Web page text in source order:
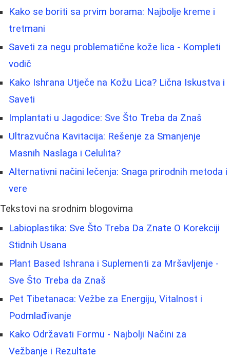
Kako se boriti sa prvim borama: Najbolje kreme i
tretmani
Saveti za negu problematične kože lica - Kompleti
vodič
Kako Ishrana Utječe na Kožu Lica? Lična Iskustva i
Saveti
Implantati u Jagodice: Sve Što Treba da Znaš
Ultrazvučna Kavitacija: Rešenje za Smanjenje
Masnih Naslaga i Celulita?
Alternativni načini lečenja: Snaga prirodnih metoda i
vere
Tekstovi na srodnim blogovima
Labioplastika: Sve Što Treba Da Znate O Korekciji
Stidnih Usana
Plant Based Ishrana i Suplementi za Mršavljenje -
Sve Što Treba da Znaš
Pet Tibetanaca: Vežbe za Energiju, Vitalnost i
Podmlađivanje
Kako Održavati Formu - Najbolji Načini za
Vežbanje i Rezultate